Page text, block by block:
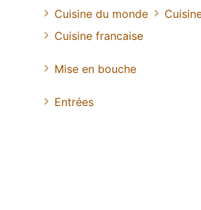
Cuisine du monde
Cuisine francaise
Mise en bouche
Entrées